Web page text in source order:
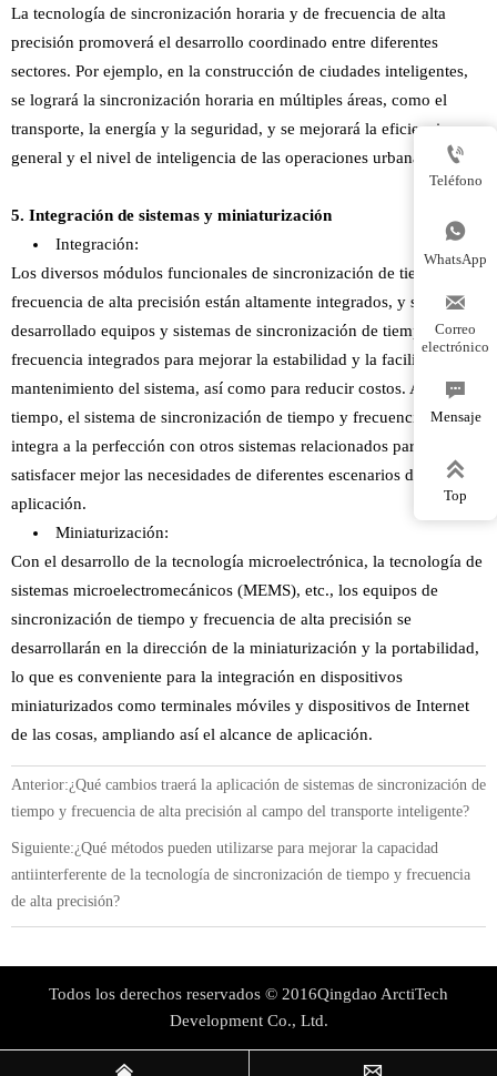
La tecnología de sincronización horaria y de frecuencia de alta
precisión promoverá el desarrollo coordinado entre diferentes
sectores. Por ejemplo, en la construcción de ciudades inteligentes,
se logrará la sincronización horaria en múltiples áreas, como el
transporte, la energía y la seguridad, y se mejorará la eficiencia
general y el nivel de inteligencia de las operaciones urbanas.
5. Integración de sistemas y miniaturización
Integración:
Los diversos módulos funcionales de sincronización de tiempo y
frecuencia de alta precisión están altamente integrados, y se han
desarrollado equipos y sistemas de sincronización de tiempo y
frecuencia integrados para mejorar la estabilidad y la facilidad de
mantenimiento del sistema, así como para reducir costos. Al mismo
tiempo, el sistema de sincronización de tiempo y frecuencia se
integra a la perfección con otros sistemas relacionados para
satisfacer mejor las necesidades de diferentes escenarios de
aplicación.
Miniaturización:
Con el desarrollo de la tecnología microelectrónica, la tecnología de
sistemas microelectromecánicos (MEMS), etc., los equipos de
sincronización de tiempo y frecuencia de alta precisión se
desarrollarán en la dirección de la miniaturización y la portabilidad,
lo que es conveniente para la integración en dispositivos
miniaturizados como terminales móviles y dispositivos de Internet
de las cosas, ampliando así el alcance de aplicación.
Anterior:¿Qué cambios traerá la aplicación de sistemas de sincronización de
tiempo y frecuencia de alta precisión al campo del transporte inteligente?
Siguiente:¿Qué métodos pueden utilizarse para mejorar la capacidad
antiinterferente de la tecnología de sincronización de tiempo y frecuencia
de alta precisión?
Todos los derechos reservados © 2016Qingdao ArctiTech
Development Co., Ltd.
 

Teléfono

WhatsApp

Correo
electrónico

Mensaje

Top